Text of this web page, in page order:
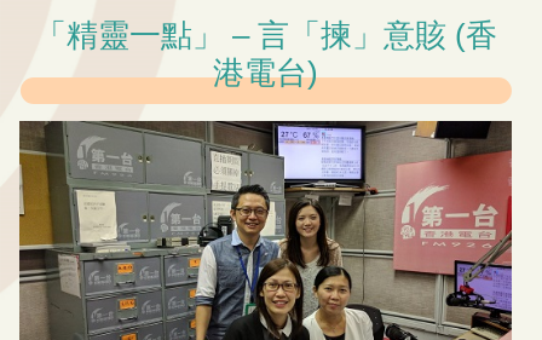
「精靈一點」 – 言「揀」意賅 (香
港電台)